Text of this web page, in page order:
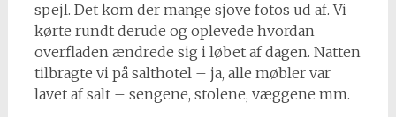
spejl. Det kom der mange sjove fotos ud af. Vi
kørte rundt derude og oplevede hvordan
overfladen ændrede sig i løbet af dagen. Natten
tilbragte vi på salthotel – ja, alle møbler var
lavet af salt – sengene, stolene, væggene mm.